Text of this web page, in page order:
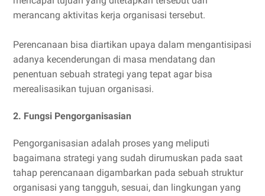
merancang aktivitas kerja organisasi tersebut.
Perencanaan bisa diartikan upaya dalam mengantisipasi
adanya kecenderungan di masa mendatang dan
penentuan sebuah strategi yang tepat agar bisa
merealisasikan tujuan organisasi.
2. Fungsi Pengorganisasian
Pengorganisasian adalah proses yang meliputi
bagaimana strategi yang sudah dirumuskan pada saat
tahap perencanaan digambarkan pada sebuah struktur
organisasi yang tangguh, sesuai, dan lingkungan yang